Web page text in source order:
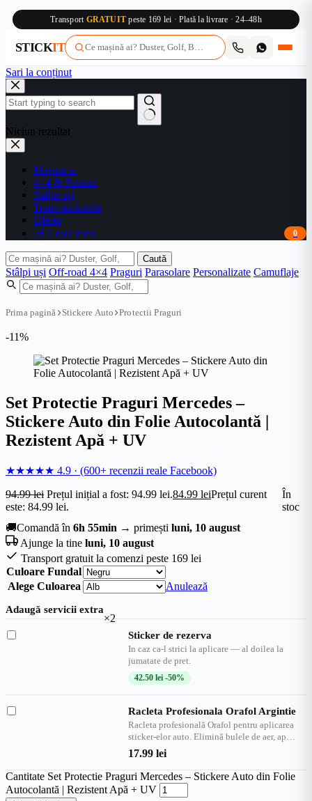
Transport GRATUIT peste 169 lei · Plată la livrare · 24–48h
STICKIT
Sari la conținut
Niciun rezultat
Mașina ta
4×4 & Pasiuni
Stâlpi uși
Toate stickerele
Oferte
🛒 Coșul meu
0
Caută
Stâlpi uși Off-road 4×4 Praguri Parasolare Personalizate Camuflaje
Prima pagină Stickere Auto Protectii Praguri
-11%
Set Protectie Praguri Mercedes –
Stickere Auto din Folie Autocolantă |
Rezistent Apă + UV
★★★★★ 4.9 · (600+ recenzii reale Facebook)
94.99lei Prețul inițial a fost: 94.99 lei.84.99 leiPrețul curent
este: 84.99 lei.
În
stoc
🚚Comandă în 6h 55min → primești luni, 10 august
Ajunge la tine luni, 10 august
Transport gratuit la comenzi peste 169 lei
Culoare Fundal
Alege Culoarea
Anulează
Adaugă servicii extra
×2
Sticker de rezerva
In caz ca-l strici la aplicare — al doilea la
jumatate de pret.
42.50lei -50%
Racleta Profesionala Orafol Argintie
Racleta profesională Orafol pentru aplicarea
sticker-elor auto. Elimină bulele de aer, ap…
17.99lei
Cantitate Set Protectie Praguri Mercedes – Stickere Auto din Folie
Autocolantă | Rezistent Apă + UV